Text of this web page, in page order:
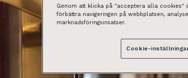
Genom att klicka på "acceptera alla
förbättra navigeringen på webbplatsen,
marknadsföringsinsatser.
Cookie-